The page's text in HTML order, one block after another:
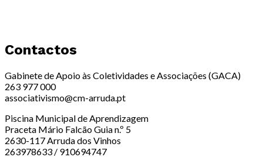
Contactos
Gabinete de Apoio às Coletividades e Associações (GACA)
263 977 000
associativismo@cm-arruda.pt
Piscina Municipal de Aprendizagem
Praceta Mário Falcão Guia n.º 5
2630-117 Arruda dos Vinhos
263978633 / 910694747